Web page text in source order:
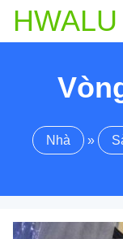
HWALU
Nhà »